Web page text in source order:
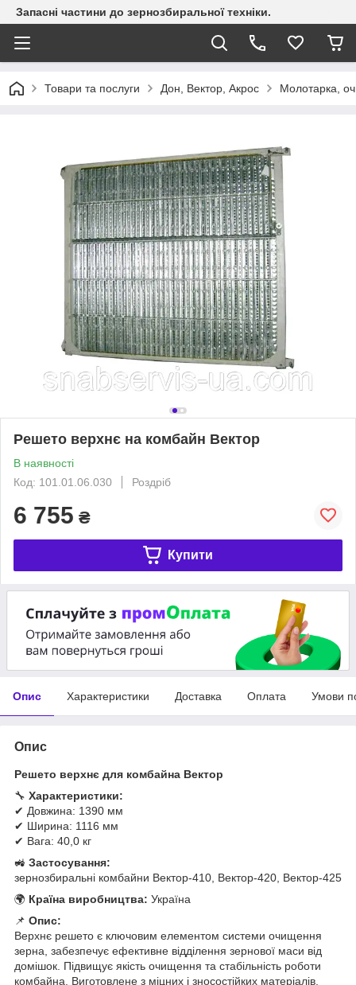
Запасні частини до зернозбиральної техніки.
Товари та послуги Дон, Вектор, Акрос Молотарка,
Решето верхнє на комбайн Вектор
В наявності
Код: 101.01.06.030
Роздріб
6 755 ₴
Купити
Опис Характеристики Доставка Оплата Умови
Опис
Решето верхнє для комбайна Вектор
🔧 Характеристики:
✔ Довжина: 1390 мм
✔ Ширина: 1116 мм
✔ Вага: 40,0 кг
🚜 Застосування:
зернозбиральні комбайни Вектор-410, Вектор-420, Вектор-425
🌍 Країна виробництва: Україна
📌 Опис:
Верхнє решето є ключовим елементом системи очищення
зерна, забезпечує ефективне відділення зернової маси від
домішок. Підвищує якість очищення та стабільність роботи
комбайна. Виготовлене з міцних і зносостійких матеріалів,